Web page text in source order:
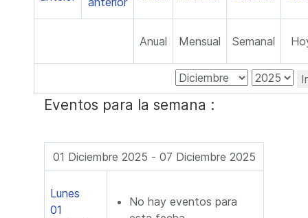
Anual Mensual Semanal
Eventos para la semana :
01 Diciembre 2025 - 07 Diciembre 2025
Lunes
01
No hay eventos para